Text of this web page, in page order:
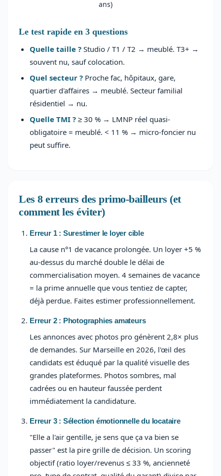
ans)
Le test rapide en 3 questions
Quelle taille ? Studio / T1 / T2 → meublé. T3+ →
souvent nu, sauf colocation.
Quel secteur ? Proche fac, hôpitaux, gare,
quartier d'affaires → meublé. Secteur familial
résidentiel → nu.
Quelle TMI ? ≥ 30 % → LMNP réel quasi-
obligatoire = meublé. < 11 % → micro-foncier nu
peut suffire.
Les 8 erreurs des primo-bailleurs (et
comment les éviter)
Erreur 1 : Surestimer le loyer cible
La cause n°1 de vacance prolongée. Un loyer +5 %
au-dessus du marché double le délai de
commercialisation moyen. 4 semaines de vacance
= la prime annuelle que vous tentiez de capter,
déjà perdue. Faites estimer professionnellement.
Erreur 2 : Photographies amateurs
Les annonces avec photos pro génèrent 2,8× plus
de demandes. Sur Marseille en 2026, l'œil des
candidats est éduqué par la qualité visuelle des
grandes plateformes. Photos sombres, mal
cadrées ou en hauteur faussée perdent
immédiatement la candidature.
Erreur 3 : Sélection émotionnelle du locataire
"Elle a l'air gentille, je sens que ça va bien se
passer" est la pire grille de décision. Un scoring
objectif (ratio loyer/revenus ≤ 33 %, ancienneté